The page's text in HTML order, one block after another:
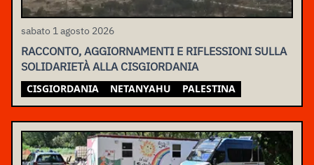
sabato 1 agosto 2026
RACCONTO, AGGIORNAMENTI E RIFLESSIONI SULLA
SOLIDARIETÀ ALLA CISGIORDANIA
CISGIORDANIA NETANYAHU PALESTINA